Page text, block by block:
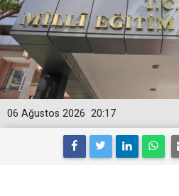
20:17
06 Ağustos 2026